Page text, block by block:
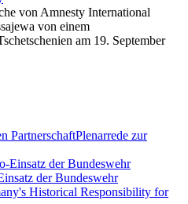
von Amnesty International
von einem
am 19. September
Plenarrede zur
der Bundeswehr